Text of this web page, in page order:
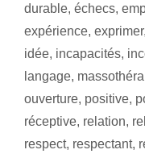
durable, échecs,
expérience, exprimer,
idée, incapacités,
langage,
ouverture, positive,
réceptive, relation,
respect, respectant,